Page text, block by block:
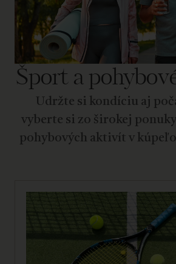
Šport a
Udržte si kondíciu aj
vyberte si zo širokej
pohybových aktivít v